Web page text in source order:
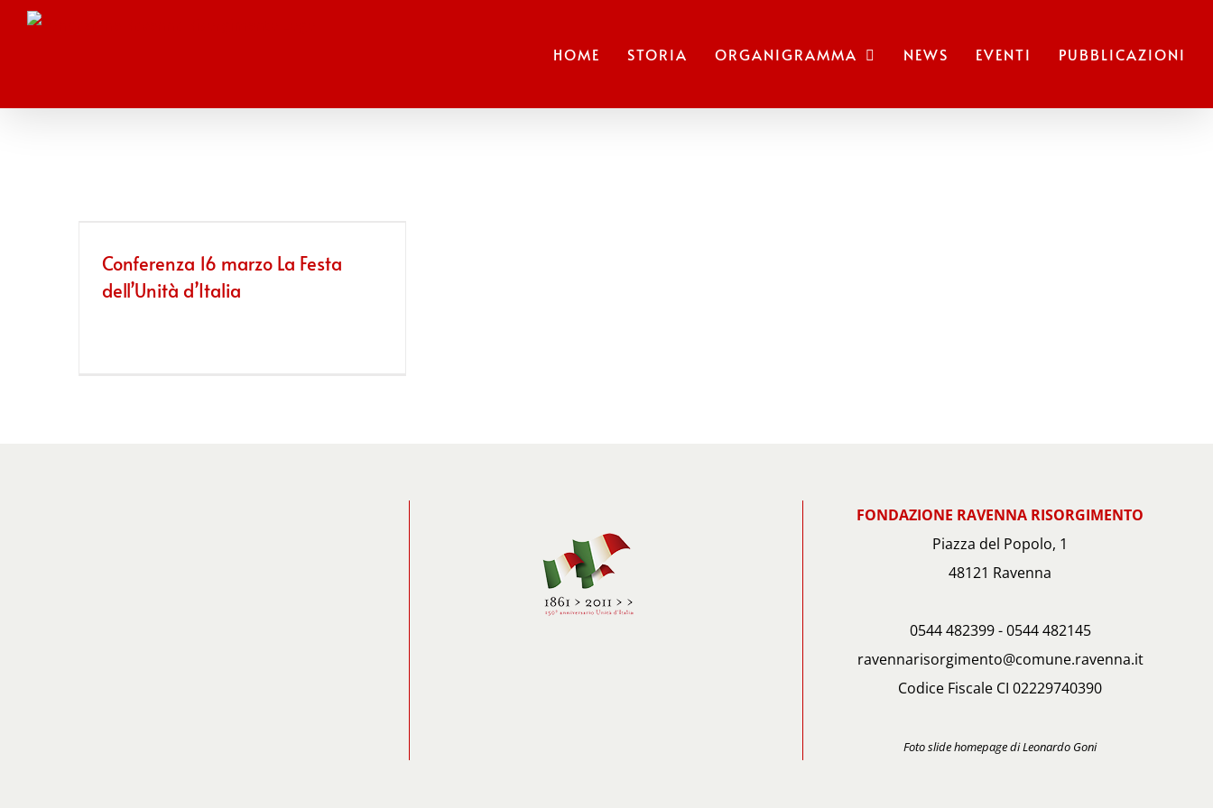
Salta
HOME STORIA ORGANIGRAMMA NEWS EVENTI PUBBLICAZIONI
Conferenza 16 marzo La Festa
dell’Unità d’Italia
FONDAZIONE RAVENNA RISORGIMENTO
Piazza del Popolo, 1
48121 Ravenna
0544 482399 - 0544 482145
ravennarisorgimento@comune.ravenna.it
Codice Fiscale CI 02229740390
Foto slide homepage di Leonardo Goni